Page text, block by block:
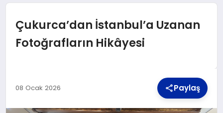
DÜNYA
SPOR
Çukurca’dan İstanbul’a Uzanan
Fotoğrafların Hikâyesi
08 Ocak 2026 Paylaş